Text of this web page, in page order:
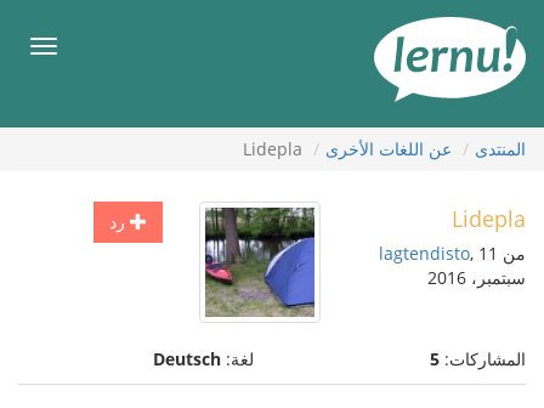
المحتويات
قائمة
المنتدى عن اللغات الأخرى Lidepla
رد Lidepla
من lagtendisto, 11
سبتمبر، 2016
المشاركات: 5 لغة: Deutsch